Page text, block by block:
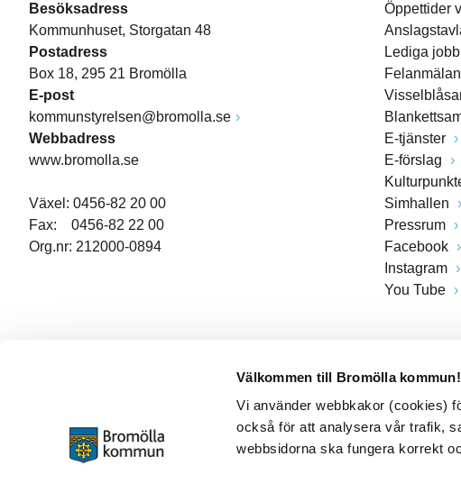
Välkommen till Bromölla kommun!
Vi använder webbkakor (cookies)
också för att analysera vår trafik,
webbsidorna ska fungera korrekt
Besöksadress
Kommunhuset, Storgatan 48
Postadress
Box 18, 295 21 Bromölla
E-post
kommunstyrelsen@bromolla.se
Webbadress
www.bromolla.se
Växel: 0456-82 20 00
Fax: 0456-82 22 00
Org.nr: 212000-0894
Öppettider
Lediga jobb
Felanmälan
E-tjänster
E-förslag
Simhallen
Pressrum
Facebook
Instagram
You Tube